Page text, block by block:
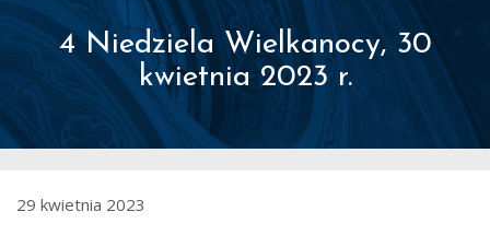
4 Niedziela Wielkanocy, 30
kwietnia 2023 r.
29 kwietnia 2023